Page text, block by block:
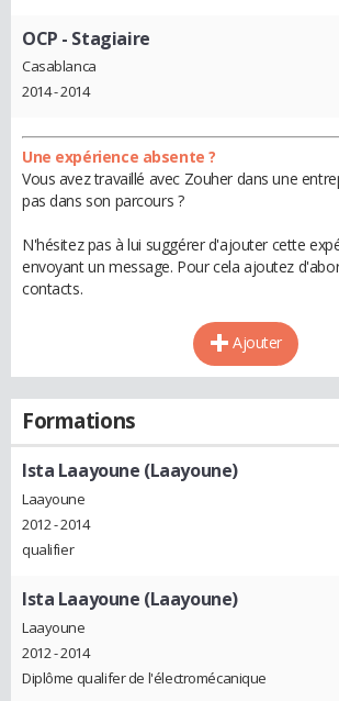
OCP - Stagiaire
Casablanca
2014 - 2014
Une expérience absente ?
Vous avez travaillé avec Zouher dans une
pas dans son parcours ?
N'hésitez pas à lui suggérer d'ajouter cette
envoyant un message. Pour cela ajoutez
contacts.
Ajouter
Formations
Ista Laayoune (Laayoune)
Laayoune
2012 - 2014
qualifier
Ista Laayoune (Laayoune)
Laayoune
2012 - 2014
Diplôme qualifer de l'électromécanique